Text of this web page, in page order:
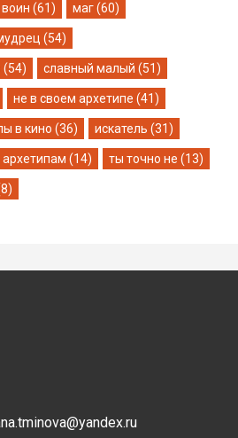
воин (61) маг (60)
(54)
(54) славный малый (51)
не в своем архетипе (41)
в кино (36) искатель (31)
(14) ты точно не (13)